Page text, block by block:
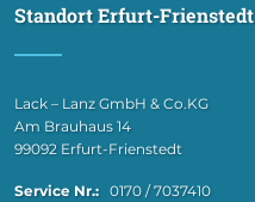
Standort Erfurt-Frienstedt
Lack – Lanz GmbH & Co.KG
Am Brauhaus 14
99092 Erfurt-Frienstedt
Service Nr.: 0170 / 7037410